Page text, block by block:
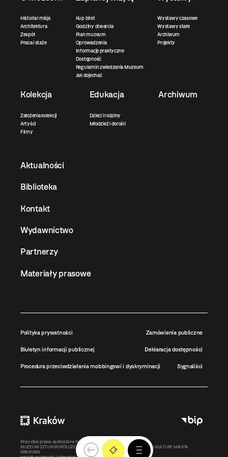
Historia i misja
Architektura
Zespół
Praca i staże
Kup bilet
Godziny otwarcia
Plan muzeum
Oprowadzenia
Informacje praktyczne
Dostępność
Regulamin zwiedzania Muzeum
Jak dojechać
Wystawy czasowe
Wystawy stałe
Archiwum
Projekty
Kolekcja
Założenia kolekcji
Artyści
Filmy
Edukacja
Dzieci i rodziny
Młodzież i dorośli
Archiwum
Aktualności
Biblioteka
Kontakt
Wydawnictwo
Partnerzy
Materiały prasowe
Polityka prywatności Zamówienia publiczne
Biuletyn informacji publicznej Deklaracja dostępności
Procedura przeciwdziałania mobbingowi i dyskryminacji Sygnaliści
Wszystkie prawa zastrzeżone ©MOCAK
2011-2026
MUZEUM SZTUKI WSPÓŁCZESNEJ W KRAKOWIE MOCAK – INSTYTUCJA KULTURY MIASTA
KRAKOWA